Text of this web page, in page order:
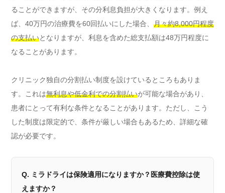
ることができますが、その分利息負担が大きくなります。例え
ば、40万円の治療費を60回払いにした場合、 月々約8,000円程度
の支払いとなりますが、利息を含めた総支払額は48万円程度に
なることがあります。
クリニック独自の分割払い制度を設けているところもありま
す。これは無利息や低金利での分割払いが可能な場合があり、
患者にとって有利な条件となることがあります。ただし、こう
した制度は限定的で、条件が厳しい場合もあるため、詳細な確
認が必要です。
Q. ミラドライは保険適用になりますか？医療費控除は使
えますか？